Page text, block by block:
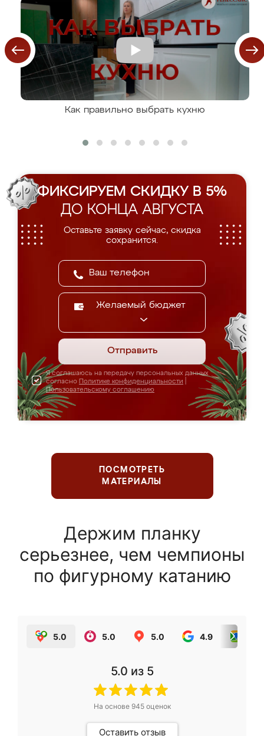
Как правильно выбрать кухню
ФИКСИРУЕМ СКИДКУ В 5%
ДО КОНЦА АВГУСТА
Оставьте заявку сейчас, скидка
сохранится.
Желаемый бюджет
Отправить
Я соглашаюсь на передачу персональных данных
согласно Политике конфиденциальности
Пользовательскому соглашению
ПОСМОТРЕТЬ
МАТЕРИАЛЫ
Держим планку
серьезнее, чем чемпионы
по фигурному катанию
5.0 5.0 5.0 4.9
5.0 из 5
На основе 945оценок
Оставить отзыв